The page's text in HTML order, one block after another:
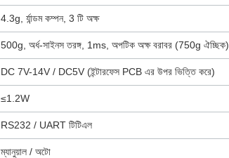
4.3g, র্যান্ডম কম্পন, 3 টি অক্ষ
500g, অর্ধ-সাইনস তরঙ্গ, 1ms, অপটিক অক্ষ বরাবর (750g ঐচ্ছিক)
DC 7V-14V / DC5V (ইন্টারফেস PCB এর উপর ভিত্তি করে)
≤1.2W
RS232 / UART টিটিএল
ম্যানুয়াল / অটো